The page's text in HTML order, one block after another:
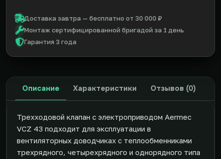
Доставка завтра — бесплатно от 30 000 ₽
Монтаж сертифицированной бригадой за 1 день
Гарантия 3 года
Описание Характеристики Отзывов (0)
Трехходовой клапан с электроприводом Aermec
VCZ 43 подходит для эксплуатации в
вентиляторных доводчиках с теплообменниками
трехрядного, четырехрядного и однорядного типа